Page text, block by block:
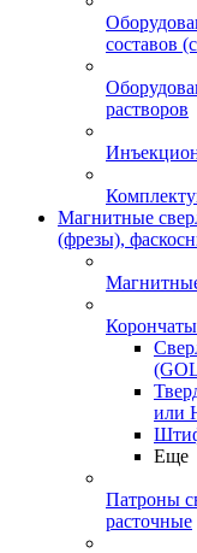
составов
растворов
Магнитные
(фрезы),
или
Еще
Патроны
расточные